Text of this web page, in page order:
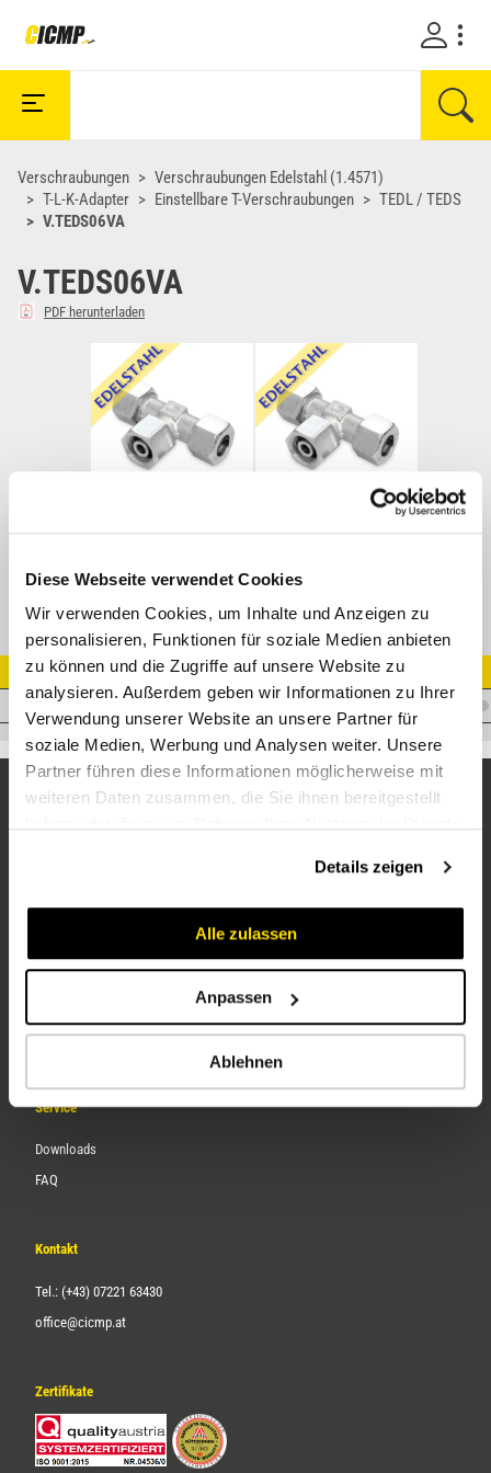
Diese Webseite verwendet Cookies
Wir verwenden Cookies, um Inhalte und Anzeigen zu
personalisieren, Funktionen für soziale Medien anbieten
zu können und die Zugriffe auf unsere Website zu
analysieren. Außerdem geben wir Informationen zu Ihrer
Verwendung unserer Website an unsere Partner für
soziale Medien, Werbung und Analysen weiter. Unsere
Partner führen diese Informationen möglicherweise mit
weiteren Daten zusammen, die Sie ihnen bereitgestellt
Details zeigen
Alle zulassen
Anpassen
Ablehnen
Verschraubungen
Verschraubungen Edelstahl (1.4571)
T-L-K-Adapter
Einstellbare T-Verschraubungen
TEDL / TEDS
V.TEDS06VA
V.TEDS06VA
PDF herunterladen
ET Einstellbare T-Verschraubung Edelstahl
Artikel Nr.
V.TEDS06VA
Unternehmen
Karriere
Service
Downloads
FAQ
Kontakt
Tel.: (+43) 07221 63430
office@cicmp.at
Zertifikate